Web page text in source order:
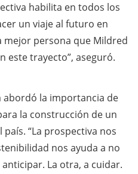
habilita en todos los
un viaje al futuro en
mejor persona que Mildred
este trayecto”, aseguró.
abordó la importancia de
la construcción de un
“La prospectiva nos
nos ayuda a no
La otra, a cuidar.